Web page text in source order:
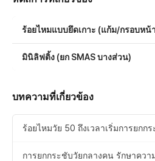
ร้อยไหมแบบยึดเกาะ (แก้ม/กรอบหน้
มินิลิฟติ้ง (ยก SMAS บางส่วน)
บทความที่เกี่ยวข้อง
ร้อยไหมวัย 50 ถึงเวลาเริ่มการยก
การยกกระชับวัยกลางคน รักษาควา